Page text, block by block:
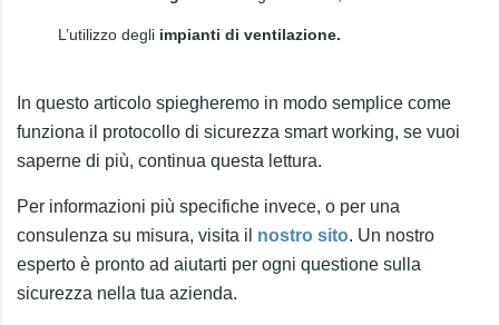
L’utilizzo degli impianti di ventilazione.
In questo articolo spiegheremo in modo semplice come
funziona il protocollo di sicurezza smart working, se vuoi
saperne di più, continua questa lettura.
Per informazioni più specifiche invece, o per una
consulenza su misura, visita il nostro sito. Un nostro
esperto è pronto ad aiutarti per ogni questione sulla
sicurezza nella tua azienda.